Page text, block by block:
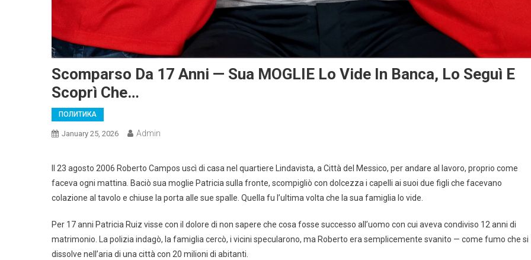
Scomparso Da 17 Anni — Sua MOGLIE Lo Vide In Banca, Lo Seguì E
Scoprì Che…
ПОЛИТИКА
January 25, 2026 Admin
Il 23 agosto 2006 Roberto Campos uscì di casa nel quartiere Lindavista, a Città del Messico, per andare al lavoro, proprio come
faceva ogni mattina. Baciò sua moglie Patricia sulla fronte, scompigliò con dolcezza i capelli ai suoi due figli che facevano
colazione al tavolo e chiuse la porta alle sue spalle. Quella fu l’ultima volta che la sua famiglia lo vide.
Per 17 anni Patricia Ruiz visse con il dolore di non sapere che cosa fosse successo all’uomo con cui aveva condiviso 12 anni di
matrimonio. La polizia indagò, la famiglia cercò, i vicini specularono, ma Roberto era semplicemente svanito — come fumo che si
dissolve nell’aria di una città con 20 milioni di abitanti.